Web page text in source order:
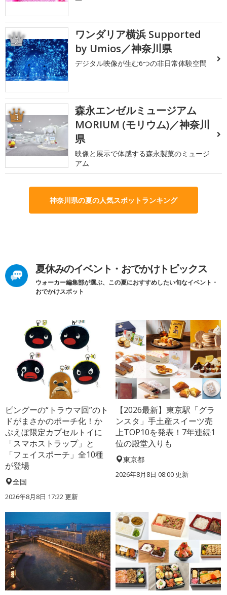
2
ワンダリア横浜 Supported
by Umios／神奈川県
デジタル映像が生む6つの非日常体験空間
3
森永エンゼルミュージアム
MORIUM (モリウム)／神奈川
県
映像と展示で体感する森永製菓のミュージ
アム
神奈川県の夏の人気スポットランキング
夏休みのイベント・おでかけトピックス
ウォーカー編集部が選ぶ、この夏におすすめしたい旬なイベント・
おでかけスポット
ピングーの“トラウマ回”のト
ドがまさかのポーチ化！か
ぷえぼ限定カプセルトイに
「スマホストラップ」と
「フェイスポーチ」全10種
が登場
全国
2026年8月8日 17:22更新
【2026最新】東京駅「グラ
ンスタ」手土産スイーツ売
上TOP10を発表！7年連続1
位の殿堂入りも
東京都
2026年8月8日 08:00更新